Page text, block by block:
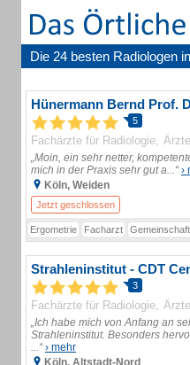
Die 24 besten Radiologen
5
Fachärzte für Radiologie
„Moin, ein sehr netter,
mich in der Praxis sehr gut a...“›
Köln, Weiden
Jetzt geschlossen
Ergometrie Facharzt
3
Fachärzte für Radiologie Ärzte:
„Ich habe mich von Anfang an
Strahleninstitut. Besonders
...“› mehr
Köln, Altstadt-Nord